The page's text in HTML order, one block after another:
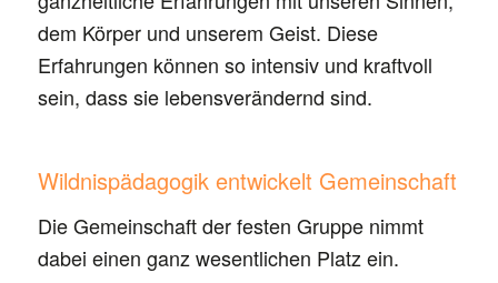
dem Körper und unserem Geist. Diese
Erfahrungen können so intensiv und kraftvoll
sein, dass sie lebensverändernd sind.
Wildnispädagogik entwickelt Gemeinschaft
Die Gemeinschaft der festen Gruppe nimmt
dabei einen ganz wesentlichen Platz ein.